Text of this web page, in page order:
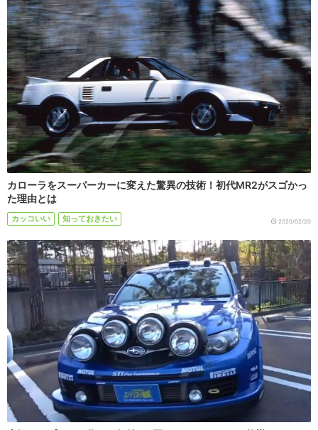
カローラをスーパーカーに変えた驚異の技術！初代MR2がスゴかっ
た理由とは
カッコいい 知っておきたい 2020/02/20